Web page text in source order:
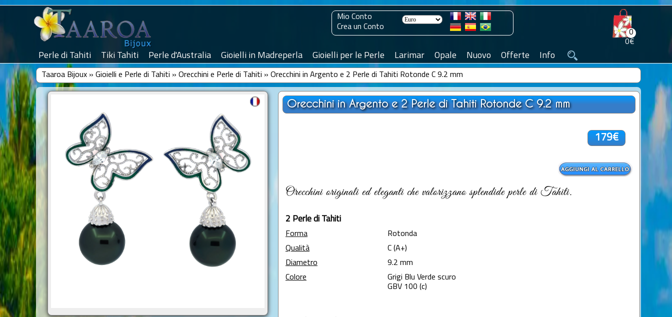
0
0€
Mio Conto
Crea un Conto
Perle di Tahiti Tiki Tahiti Perle d'Australia Gioielli in Madreperla Gioielli per le Perle Larimar Opale Nuovo Offerte Info
Taaroa Bijoux» Gioielli e Perle di Tahiti » Orecchini e Perle di Tahiti » Orecchini in Argento e 2 Perle di Tahiti Rotonde C 9.2 mm
Orecchini in Argento e 2 Perle di Tahiti Rotonde C 9.2 mm
179€
Orecchini originali ed eleganti che valorizzano splendide perle di Tahiti.
2 Perle di Tahiti
Forma
Rotonda
Qualità
C (A+)
Diametro
9.2 mm
Colore
Grigi Blu Verde scuro
GBV 100 (c)